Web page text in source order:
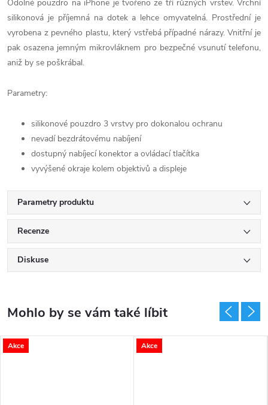
Odolné pouzdro na iPhone je tvořeno ze tří různých vrstev. Vrchní
silikonová je příjemná na dotek a lehce omyvatelná. Prostřední je
vyrobena z pevného plastu, který vstřebá případné nárazy. Vnitřní je
pak osazena jemným mikrovláknem pro bezpečné vsunutí telefonu,
aniž by se poškrábal.
Parametry:
silikonové pouzdro 3 vrstvy pro dokonalou ochranu
nevadí bezdrátovému nabíjení
dostupný nabíjecí konektor a ovládací tlačítka
vyvýšené okraje kolem objektivů a displeje
Parametry produktu
Recenze
Diskuse
Akce Akce